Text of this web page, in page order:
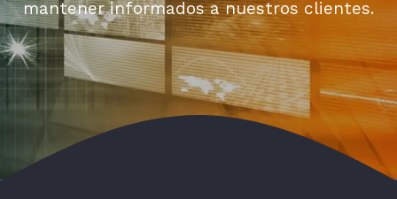
mantener informados a nuestros clientes.